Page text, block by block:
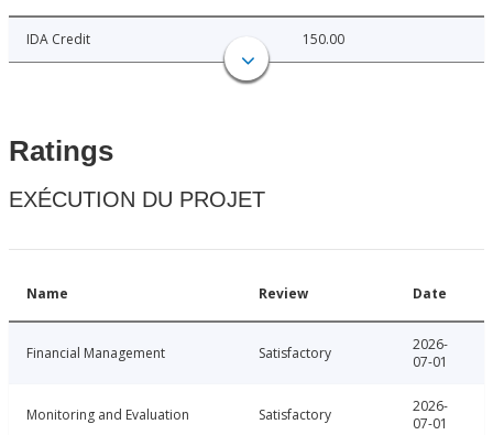
IDA Credit 150.00
Ratings
EXÉCUTION DU PROJET
Name Review Date
Financial Management Satisfactory
2026-
07-01
Monitoring and Evaluation Satisfactory
2026-
07-01